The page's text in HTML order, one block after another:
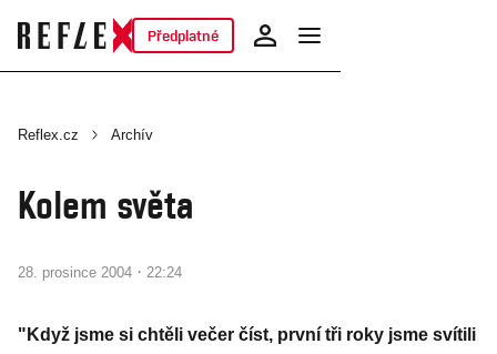
Předplatné
Reflex.cz Archív
Kolem světa
28. prosince 2004 · 22:24
"Když jsme si chtěli večer číst, první tři roky jsme svítili